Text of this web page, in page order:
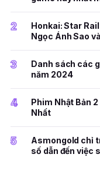
2
Honkai: Star
Ngọc Ánh Sao
3
Danh sách các
năm 2024
4
Phim Nhật Bản
Nhất
5
Asmongold chỉ
số dẫn đến việc